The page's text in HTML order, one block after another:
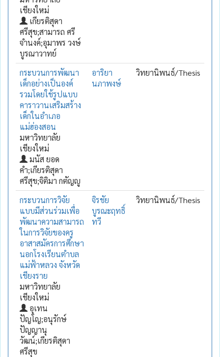
เชียงใหม่
เกียรติสุดา
ศรีสุข;สามารถ ศรี
จำนงค์;อุมาพร วงษ์
บูรณาวาทย์
กระบวนการพัฒนา
เด็กอย่างเป็นองค์
รวมโดยใช้รูปแบบ
คาราวานเสริมสร้าง
เด็กในอำเภอ
แม่ฮ่องสอน
มหาวิทยาลัย
เชียงใหม่
มนัส ยอด
คำ;เกียรติสุดา
ศรีสุข;จิติมา กตัญญู
อาริยา
นภาพงษ์
วิทยานิพนธ์/Thesis
กระบวนการวิจัย
แบบมีส่วนร่วมเพื่อ
พัฒนาความสามารถ
ในการวิจัยของครู
อาสาสมัครการศึกษา
นอกโรงเรียนตำบล
แม่ฟ้าหลวง จังหวัด
เชียงราย
มหาวิทยาลัย
เชียงใหม่
อุเทน
ปัญโญ;อนุรักษ์
ปัญญานุ
วัฒน์;เกียรติสุดา
ศรีสุข
จิรชัย
บูรณะฤทธิ์
ทวี
วิทยานิพนธ์/Thesis